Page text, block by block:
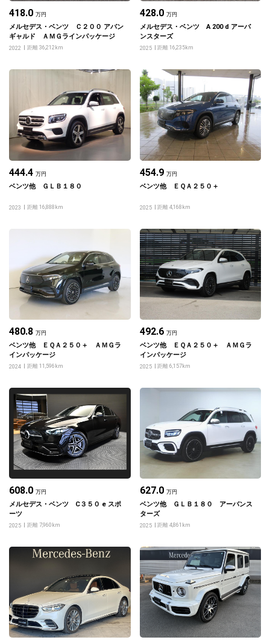
418.0 万円
メルセデス・ベンツ Ｃ２００ アバン
ギャルド ＡＭＧラインパッケージ
2022 距離 36,212km
428.0 万円
メルセデス・ベンツ A 200 d アーバ
ンスターズ
2025 距離 16,235km
444.4 万円
ベンツ他 ＧＬＢ１８０
2023 距離 16,888km
454.9 万円
ベンツ他 ＥＱＡ２５０＋
2025 距離 4,168km
480.8 万円
ベンツ他 ＥＱＡ２５０＋ ＡＭＧラ
インパッケージ
2024 距離 11,596km
492.6 万円
ベンツ他 ＥＱＡ２５０＋ ＡＭＧラ
インパッケージ
2025 距離 6,157km
608.0 万円
メルセデス・ベンツ C３５０ e スポ
ーツ
2025 距離 7,960km
627.0 万円
ベンツ他 ＧＬＢ１８０ アーバンス
ターズ
2025 距離 4,861km